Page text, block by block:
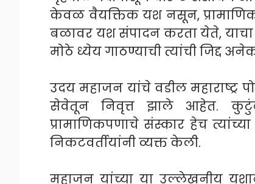
केवळ वैयक्तिक यश नसून,
बळावर यश संपादन करता येते, याचा
मोठे ध्येय गाठण्याची त्यांची जिद्द
उदय महाजन यांचे वडील महाराष्ट्र
सेवेतून निवृत्त झाले आहेत.
प्रामाणिकपणाचे संस्कार हेच
निकटवर्तीयांनी व्यक्त केली.
महाजन यांच्या या उल्लेखनीय